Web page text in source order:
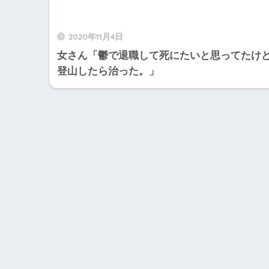
2020年11月4日
女さん「鬱で退職して死にたいと思ってたけ
登山したら治った。」